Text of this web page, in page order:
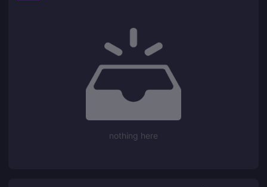
nothing here